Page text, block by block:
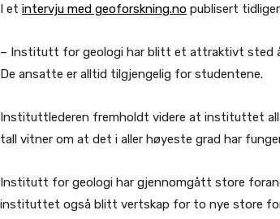
I et intervju med geoforskning.no publisert
– Institutt for geologi har blitt et attraktivt sted
De ansatte er alltid tilgjengelig for studentene.
Instituttlederen fremholdt videre at instituttet
tall vitner om at det i aller høyeste grad har
Institutt for geologi har gjennomgått store
instituttet også blitt vertskap for to nye store